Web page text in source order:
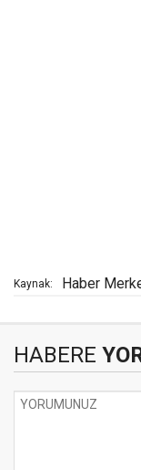
Kaynak: Haber
HABERE